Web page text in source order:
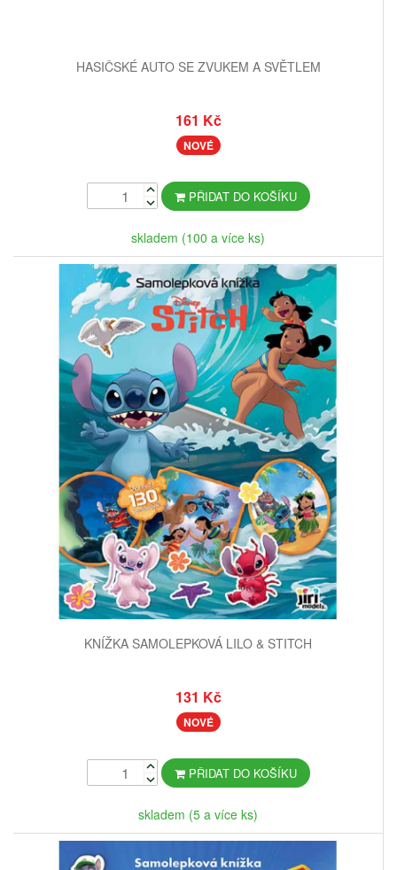
HASIČSKÉ AUTO SE ZVUKEM A SVĚTLEM
161 Kč
NOVÉ
PŘIDAT DO KOŠÍKU
skladem (100 a více ks)
KNÍŽKA SAMOLEPKOVÁ LILO & STITCH
131 Kč
NOVÉ
PŘIDAT DO KOŠÍKU
skladem (5 a více ks)